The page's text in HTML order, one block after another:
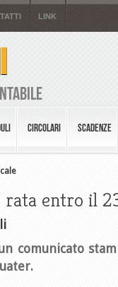
LINK
CIRCOLARI SCADENZE
rata entro il
comunicato